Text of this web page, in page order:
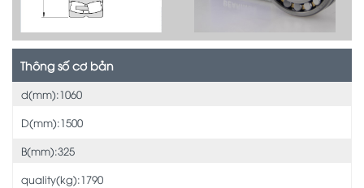
Thông số cơ bản
d(mm):1060
D(mm):1500
B(mm):325
quality(kg):1790